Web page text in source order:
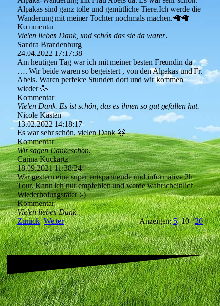
Alpakas sind ganz tolle und gemütliche Tiere.Ich werde die
Wanderung mit meiner Tochter nochmals machen.🦙🦙
Kommentar:
Vielen lieben Dank, und schön das sie da waren.
Sandra Brandenburg
24.04.2022 17:17:38
Am heutigen Tag war ich mit meiner besten Freundin da
…. Wir beide waren so begeistert , von den Alpakas und Fr.
Abels. Waren perfekte Stunden dort und wir kommen
wieder 🥳
Kommentar:
Vielen Dank. Es ist schön, das es ihnen so gut gefallen hat.
Nicole Kasten
13.02.2022 14:18:17
Es war sehr schön, vielen Dank 🤗
Kommentar:
Wir sagen Dankeschön.
Carina Kuckartz
18.09.2021 11:38:24
War gestern eine super entspannende und informative 2h
Tour. Kann ich nur empfehlen und werde wahrscheinlich
Wiederholungstäter :-)
Kommentar:
Vielen lieben Dank.
Zurück Weiter Anzeigen:51020